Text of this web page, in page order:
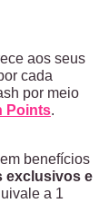
aos seus
cada
por meio
Points.
benefícios
exclusivos e
a 1